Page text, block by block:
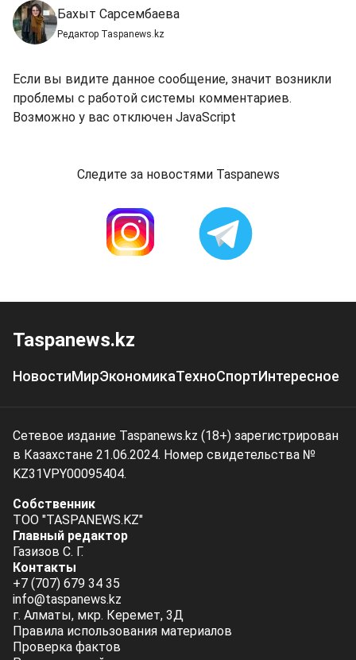
Бахыт Сарсембаева
Редактор Taspanews.kz
Если вы видите данное сообщение, значит возникли
проблемы с работой системы комментариев.
Возможно у вас отключен JavaScript
Следите за новостями Taspanews
Taspanews.kz
НовостиМирЭкономикаТехноСпортИнтересное
Сетевое издание Taspanews.kz (18+) зарегистрирован
в Казахстане 21.06.2024. Номер свидетельства №
KZ31VPY00095404.
Собственник
ТОО "TASPANEWS.KZ"
Главный редактор
Газизов С. Г.
Контакты
+7 (707) 679 34 35
info@taspanews.kz
г. Алматы, мкр. Керемет, 3Д
Правила использования материалов
Проверка фактов